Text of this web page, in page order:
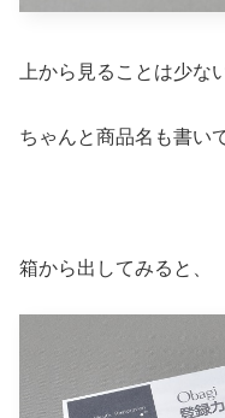
上から見ることは少な
ちゃんと商品名も書い
箱から出してみると、